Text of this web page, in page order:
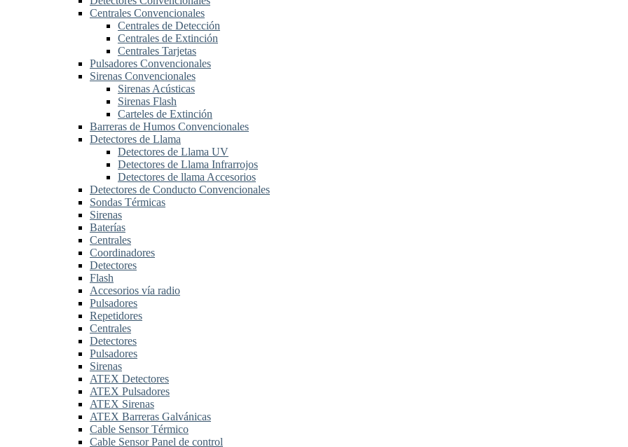
Centrales Convencionales
Centrales de Detección
Centrales de Extinción
Centrales Tarjetas
Pulsadores Convencionales
Sirenas Convencionales
Sirenas Acústicas
Sirenas Flash
Carteles de Extinción
Barreras de Humos Convencionales
Detectores de Llama
Detectores de Llama UV
Detectores de Llama Infrarrojos
Detectores de llama Accesorios
Detectores de Conducto Convencionales
Sondas Térmicas
Sirenas
Baterías
Centrales
Coordinadores
Detectores
Flash
Accesorios vía radio
Pulsadores
Repetidores
Centrales
Detectores
Pulsadores
Sirenas
ATEX Detectores
ATEX Pulsadores
ATEX Sirenas
ATEX Barreras Galvánicas
Cable Sensor Térmico
Cable Sensor Panel de control